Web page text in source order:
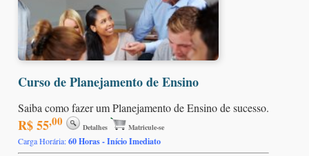
Curso de Planejamento de Ensino
Saiba como fazer um Planejamento de Ensino de sucesso.
R$ 55,00 Detalhes Matricule-se
Carga Horária:60 Horas - Início Imediato